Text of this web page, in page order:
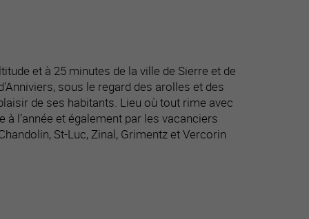
et à 25 minutes de la ville de Sierre et de
sous le regard des arolles et des
de ses habitants. Lieu où tout rime avec
l’année et également par les vacanciers
St-Luc, Zinal, Grimentz et Vercorin